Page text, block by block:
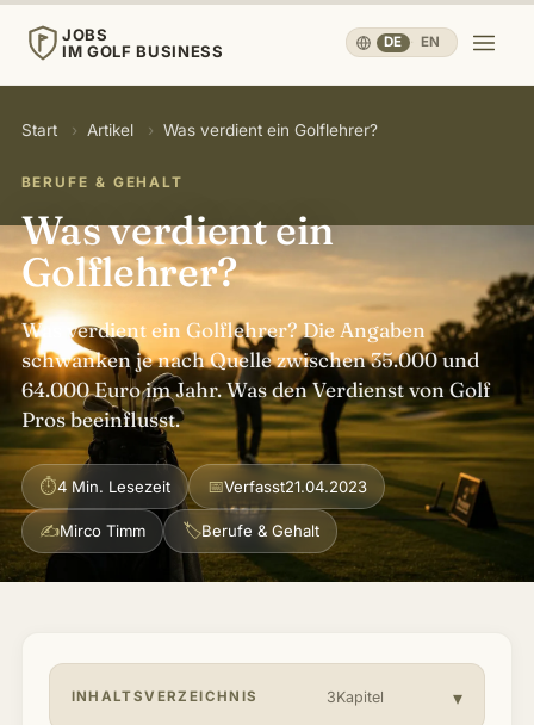
JOBS
IM GOLF BUSINESS
DE · EN
JOBS
IM GOLF BUSINESS
Start
Karriere & Menschen ▾
Betrieb & Wirtschaft ▾
Reisen, Sport & Gesundheit ▾
Wissen ▾
Über mich & Community ▾
Start › Artikel › Was verdient ein Golflehrer?
BERUFE & GEHALT
Was verdient ein
Golflehrer?
Was verdient ein Golflehrer? Die Angaben
schwanken je nach Quelle zwischen 35.000 und
64.000 Euro im Jahr. Was den Verdienst von Golf
Pros beeinflusst.
⏱4 Min. Lesezeit 📅Verfasst21.04.2023
✍Mirco Timm 🏷Berufe & Gehalt
INHALTSVERZEICHNIS 3Kapitel